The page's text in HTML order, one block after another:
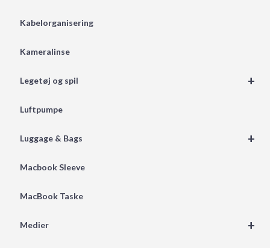
Kabelorganisering
Kameralinse
+
Legetøj og spil
Luftpumpe
+
Luggage & Bags
Macbook Sleeve
MacBook Taske
+
Medier